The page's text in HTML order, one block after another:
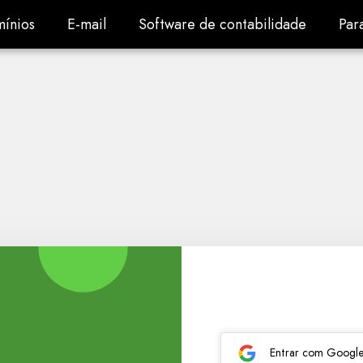
E-mail
E-mail Software de contabilidade
Software de contabilidade
Entrar com